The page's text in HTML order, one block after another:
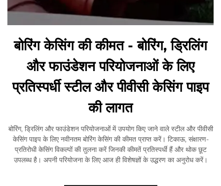
बोरिंग केसिंग की कीमत - बोरिंग, ड्रिलिंग
और फाउंडेशन परियोजनाओं के लिए
प्रतिस्पर्धी स्टील और पीवीसी केसिंग पाइप
की लागत
बोरिंग, ड्रिलिंग और फाउंडेशन परियोजनाओं में उपयोग किए जाने वाले स्टील और पीवीसी
केसिंग पाइप के लिए नवीनतम बोरिंग केसिंग की कीमत प्राप्त करें। टिकाऊ, संक्षारण-
प्रतिरोधी केसिंग विकल्पों की तुलना करें जिनकी कीमतें प्रतिस्पर्धी हैं और थोक छूट
उपलब्ध है। अपनी परियोजना के लिए आज ही विशेषज्ञों के उद्धरण का अनुरोध करें।